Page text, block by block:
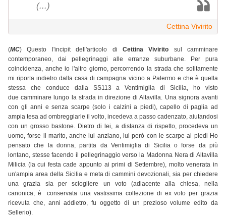
(...)
Cettina Vivirito
(MC) Questo l'incipit dell'articolo di Cettina Vivirito sul camminare
contemporaneo, dai pellegrinaggi alle erranze suburbane. Per pura
coincidenza, anche io l'altro giorno, percorrendo la strada che solitamente
mi riporta indietro dalla casa di campagna vicino a Palermo e che è quella
stessa che conduce dalla SS113 a Ventimiglia di Sicilia, ho visto
due camminare lungo la strada in direzione di Altavilla. Una signora avanti
con gli anni e senza scarpe (solo i calzini a piedi), capello di paglia ad
ampia tesa ad ombreggiarle il volto, incedeva a passo cadenzato, aiutandosi
con un grosso bastone. Dietro di lei, a distanza di rispetto, procedeva un
uomo, forse il marito, anche lui anziano, lui però con le scarpe ai piedi Ho
pensato che la donna, partita da Ventimiglia di Sicilia o forse da più
lontano, stesse facendo il pellegrinaggio verso la Madonna Nera di Altavilla
Milicia (la cui festa cade appunto ai primi di Settembre), molto venerata in
un'ampia area della Sicilia e meta di cammini devozionali, sia per chiedere
una grazia sia per sciogliere un voto (adiacente alla chiesa, nella
canonica, è conservata una vastissima collezione di ex voto per grazia
ricevuta che, anni addietro, fu oggetto di un prezioso volume edito da
Sellerio).